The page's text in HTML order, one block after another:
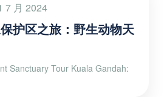
7 月 2024
护区之旅：野生动物天
Sanctuary Tour Kuala Gandah: